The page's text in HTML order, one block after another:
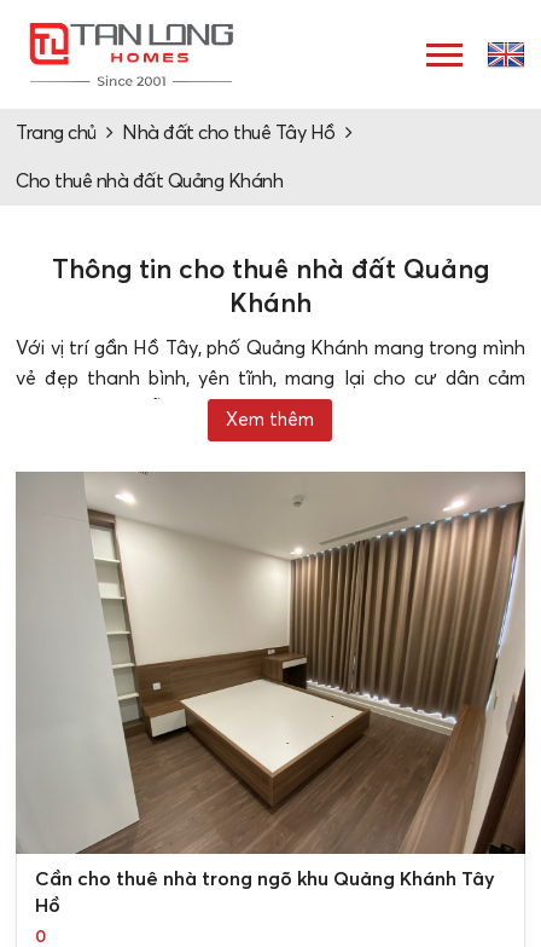
Trang chủ Nhà đất cho thuê Tây Hồ
Cho thuê nhà đất Quảng Khánh
Thông tin cho thuê nhà đất Quảng
Khánh
Với vị trí gần Hồ Tây, phố Quảng Khánh mang trong mình
vẻ đẹp thanh bình, yên tĩnh, mang lại cho cư dân cảm
giác thư thái, dễ chịu. Ngoài ra, phố Quảng Khánh còn có
hệ thống giao thông thuận lợi, kết nối với các khu vực
trung tâm thành phố một cách dễ dàng. Đây là một trong
những yếu tố quan trọng khiến cho tỷ lệ
thuê nhà đất
Quảng Khánhtăng cao.
Thông tin chi tiết cho thuê nhà đất Quảng Khánh
Thị trường cho thuê nhà đất Quảng Khánh, Tây Hồ khá
đa dạng, với nhiều loại hình nhà cho thuê như nhà nguyên
căn, căn hộ chung cư, nhà mặt phố,... Giá thuê nhà đất
Quảng Khánh, Tây Hồ phụ thuộc vào nhiều yếu tố như vị
trí, diện tích, tiện ích,...
Xem thêm
Cần cho thuê nhà trong ngõ khu Quảng Khánh Tây
Hồ
0